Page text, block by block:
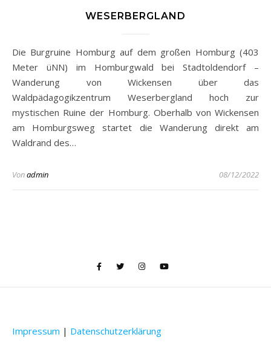
WESERBERGLAND
Die Burgruine Homburg auf dem großen Homburg (403
Meter üNN) im Homburgwald bei Stadtoldendorf –
Wanderung von Wickensen über das
Waldpädagogikzentrum Weserbergland hoch zur
mystischen Ruine der Homburg. Oberhalb von Wickensen
am Homburgsweg startet die Wanderung direkt am
Waldrand des…
Vonadmin 08/12/2022
Impressum | Datenschutzerklärung